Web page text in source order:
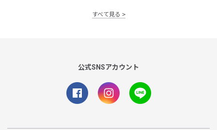
すべて見る
公式SNSアカウント